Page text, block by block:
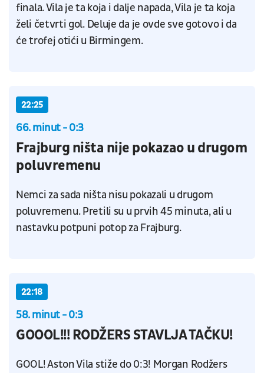
finala. Vila je ta koja i dalje napada, Vila je ta koja
želi četvrti gol. Deluje da je ovde sve gotovo i da
će trofej otići u Birmingem.
22:25
66. minut - 0:3
Frajburg ništa nije pokazao u drugom
poluvremenu
Nemci za sada ništa nisu pokazali u drugom
poluvremenu. Pretili su u prvih 45 minuta, ali u
nastavku potpuni potop za Frajburg.
22:18
58. minut - 0:3
GOOOL!!! RODŽERS STAVLJA TAČKU!
GOOL! Aston Vila stiže do 0:3! Morgan Rodžers